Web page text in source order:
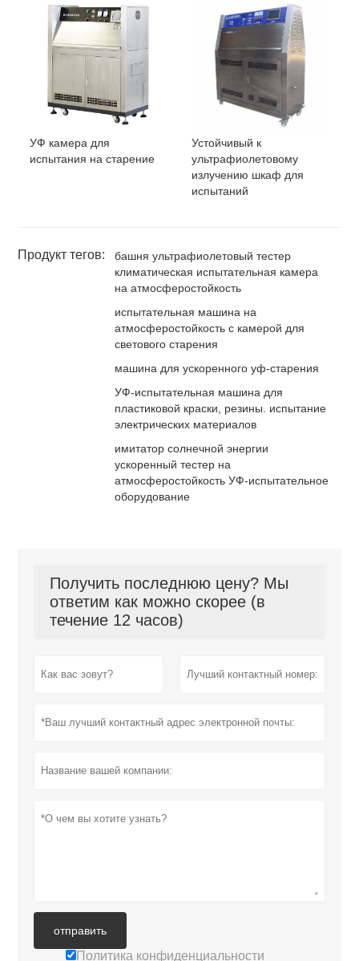
УФ камера для
испытания на старение
Устойчивый к
ультрафиолетовому
излучению шкаф для
испытаний
Продукт тегов:
башня ультрафиолетовый тестер
климатическая испытательная камера
на атмосферостойкость
испытательная машина на
атмосферостойкость с камерой для
светового старения
машина для ускоренного уф-старения
УФ-испытательная машина для
пластиковой краски, резины. испытание
электрических материалов
имитатор солнечной энергии
ускоренный тестер на
атмосферостойкость УФ-испытательное
оборудование
Получить последнюю цену? Мы
ответим как можно скорее (в
течение 12 часов)
отправить
Политика конфиденциальности